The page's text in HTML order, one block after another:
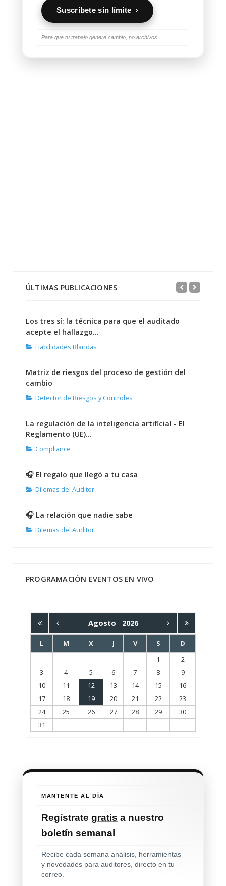
Suscríbete sin límite ›
Para que tu trabajo genere cambio, no archivos.
ÚLTIMAS PUBLICACIONES
Los tres sí: la técnica para que el auditado
acepte el hallazgo...
Habilidades Blandas
Matriz de riesgos del proceso de gestión del
cambio
Detector de Riesgos y Controles
La regulación de la inteligencia artificial - El
Reglamento (UE)...
Compliance
🎧 El regalo que llegó a tu casa
Dilemas del Auditor
🎧 La relación que nadie sabe
Dilemas del Auditor
PROGRAMACIÓN EVENTOS EN VIVO
Agosto 2026
L M X J V S
D
1
2
3
4 5 6 7 8
9
10
11 12 13 14 15
16
17
18 19 20 21 22
23
24
25 26 27 28 29
30
31
MANTENTE AL DÍA
Regístrate gratis a nuestro
boletín semanal
Recibe cada semana análisis, herramientas
y novedades para auditores, directo en tu
correo.